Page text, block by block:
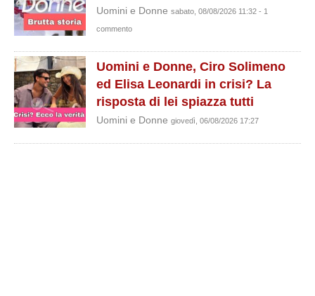
Uomini e Donne sabato, 08/08/2026 11:32 - 1
commento
Uomini e Donne, Ciro Solimeno
ed Elisa Leonardi in crisi? La
risposta di lei spiazza tutti
Uomini e Donne giovedì, 06/08/2026 17:27